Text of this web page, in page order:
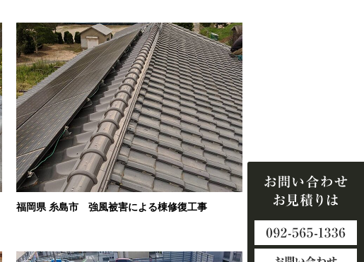
福岡県 糸島市 強風被害による棟修復工事